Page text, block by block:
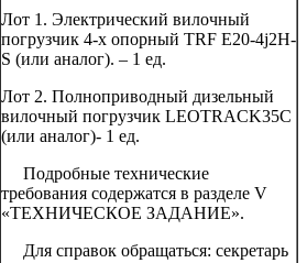
Лот 1. Электрический вилочный
погрузчик 4-х опорный TRF E20-4j2H-
S (или аналог). – 1 ед.
Лот 2. Полноприводный дизельный
вилочный погрузчик LEOTRACK35С
(или аналог)- 1 ед.
Подробные технические
требования содержатся в разделе V
«ТЕХНИЧЕСКОЕ ЗАДАНИЕ».
Для справок обращаться: секретарь